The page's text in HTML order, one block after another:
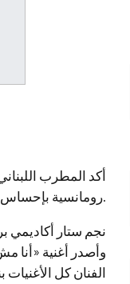
أكد المطرب
رومانسية بإحساس.
نجم ستار أكاديمي
وأصدر أغنية «أنا
الفنان كل